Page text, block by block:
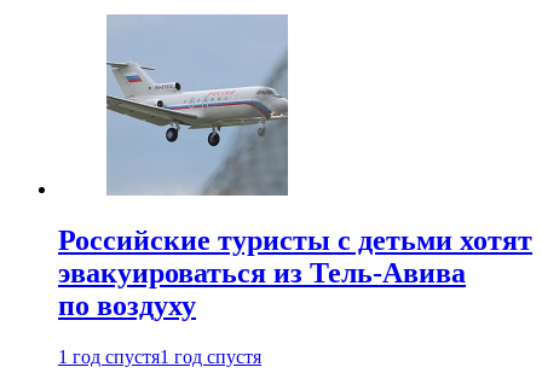
Российские туристы с детьми хотят
эвакуироваться из Тель-Авива
по воздуху
1 год спустя1 год спустя